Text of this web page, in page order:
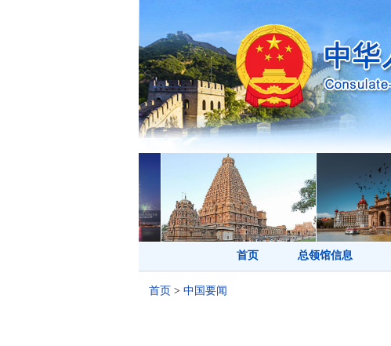
首页 总领馆信息
首页 > 中国要闻